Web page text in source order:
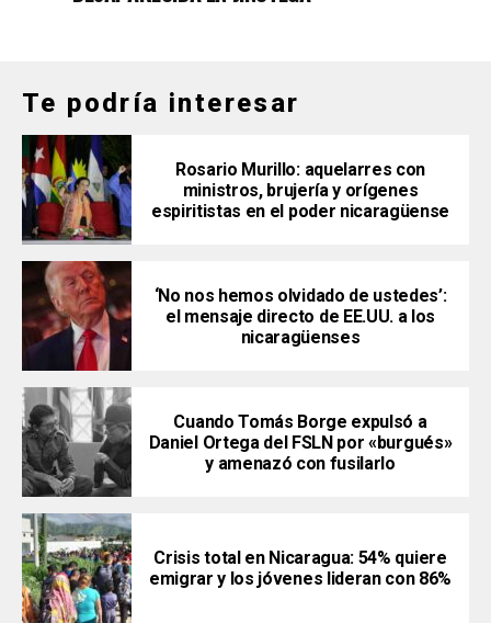
Te podría interesar
Rosario Murillo: aquelarres con
ministros, brujería y orígenes
espiritistas en el poder nicaragüense
‘No nos hemos olvidado de ustedes’:
el mensaje directo de EE.UU. a los
nicaragüenses
Cuando Tomás Borge expulsó a
Daniel Ortega del FSLN por «burgués»
y amenazó con fusilarlo
Crisis total en Nicaragua: 54% quiere
emigrar y los jóvenes lideran con 86%